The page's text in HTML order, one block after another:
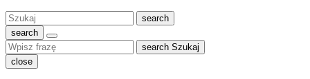
Szukaj:
search
search
search Szukaj
close